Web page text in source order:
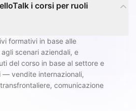
i corsi per ruoli
formativi in base alle
scenari aziendali, e
del corso in base al settore e
— vendite internazionali,
comunicazione